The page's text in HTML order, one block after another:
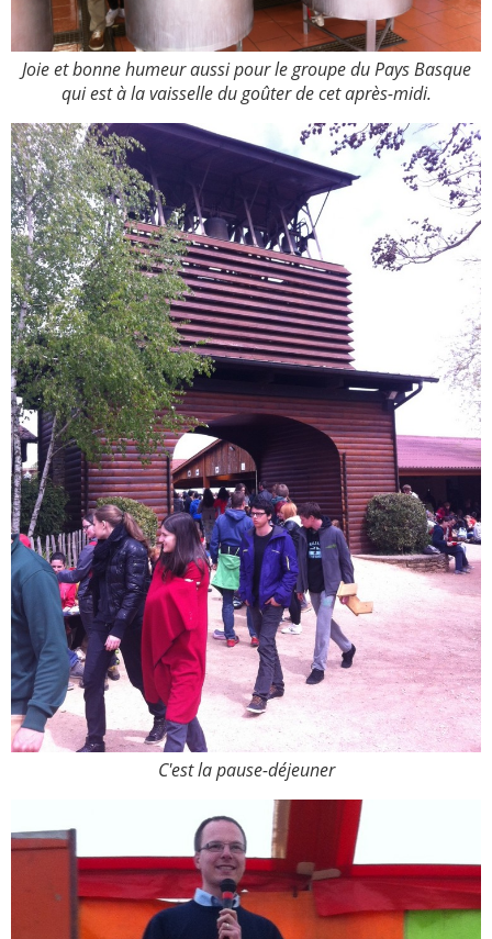
Joie et bonne humeur aussi pour le groupe du Pays Basque
qui est à la vaisselle du goûter de cet après-midi.
C'est la pause-déjeuner